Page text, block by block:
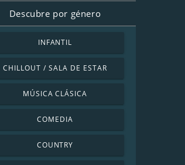
Descubre por género
INFANTIL
CHILLOUT / SALA DE ESTAR
MÚSICA CLÁSICA
COMEDIA
COUNTRY